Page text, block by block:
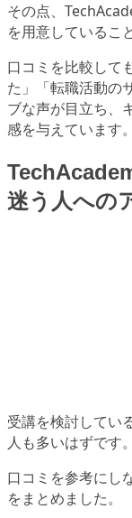
その点、
を用意しているこ
口コミを比較して
た」「転職活動の
ブな声が目立ち、
感を与えています。
迷う人への
受講を検討してい
人も多いはずです。
口コミを参考にし
をまとめました。